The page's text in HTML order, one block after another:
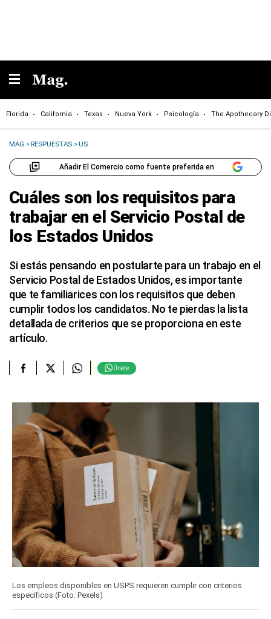
Florida California Texas Nueva York Psicología The Apothecary
MAG >RESPUESTAS >US
Añadir El Comercio como fuente preferida en
Cuáles son los requisitos para
trabajar en el Servicio Postal de
los Estados Unidos
Si estás pensando en postularte para un trabajo en el
Servicio Postal de Estados Unidos, es importante
que te familiarices con los requisitos que deben
cumplir todos los candidatos. No te pierdas la lista
detallada de criterios que se proporciona en este
artículo.
Únete
Los empleos disponibles en USPS requieren cumplir con criterios
específicos (Foto: Pexels)